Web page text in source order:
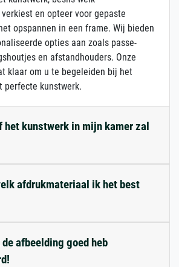
en opteer voor gepaste
opspannen in een frame. Wij bieden
opties aan zoals passe-
en afstandhouders. Onze
klaar om u te begeleiden bij het
perfecte kunstwerk.
het kunstwerk in mijn kamer zal
afdrukmateriaal ik het best
afbeelding goed heb